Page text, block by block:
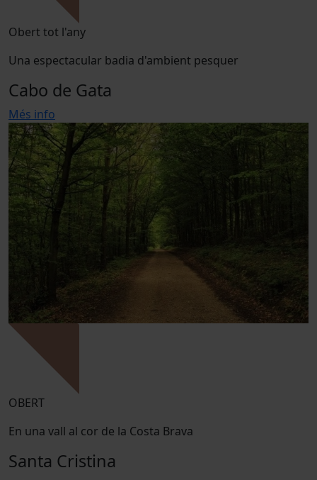
Obert tot l'any
Una espectacular badia d'ambient pesquer
Cabo de Gata
Més info
OBERT
En una vall al cor de la Costa Brava
Santa Cristina